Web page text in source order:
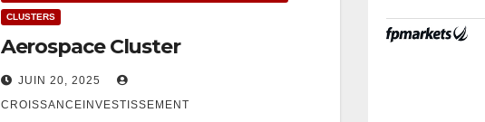
CLUSTERS
Aerospace Cluster
JUIN 20, 2025
CROISSANCEINVESTISSEMENT